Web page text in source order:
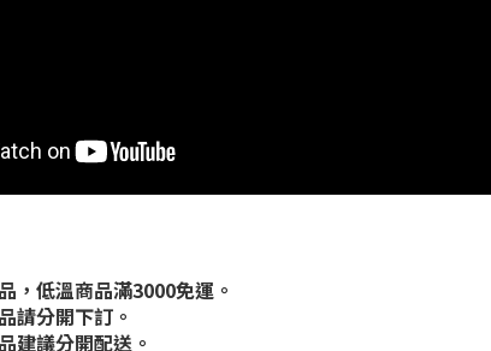
，低溫商品滿3000免運。
請分開下訂。
建議分開配送。